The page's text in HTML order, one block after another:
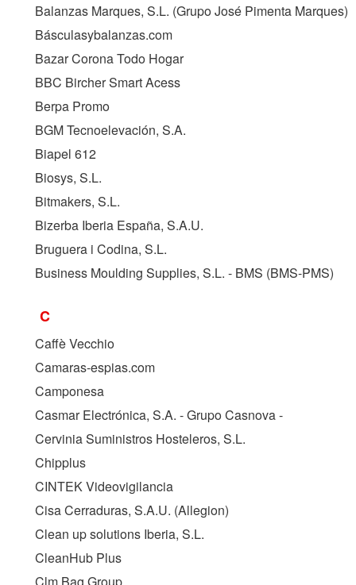
Balanzas Marques, S.L. (Grupo José Pimenta Marques)
Básculasybalanzas.com
Bazar Corona Todo Hogar
BBC Bircher Smart Acess
Berpa Promo
BGM Tecnoelevación, S.A.
Biapel 612
Biosys, S.L.
Bitmakers, S.L.
Bizerba Iberia España, S.A.U.
Bruguera i Codina, S.L.
Business Moulding Supplies, S.L. - BMS (BMS-PMS)
C
Caffè Vecchio
Camaras-espias.com
Camponesa
Casmar Electrónica, S.A. - Grupo Casnova -
Cervinia Suministros Hosteleros, S.L.
Chipplus
CINTEK Videovigilancia
Cisa Cerraduras, S.A.U. (Allegion)
Clean up solutions Iberia, S.L.
CleanHub Plus